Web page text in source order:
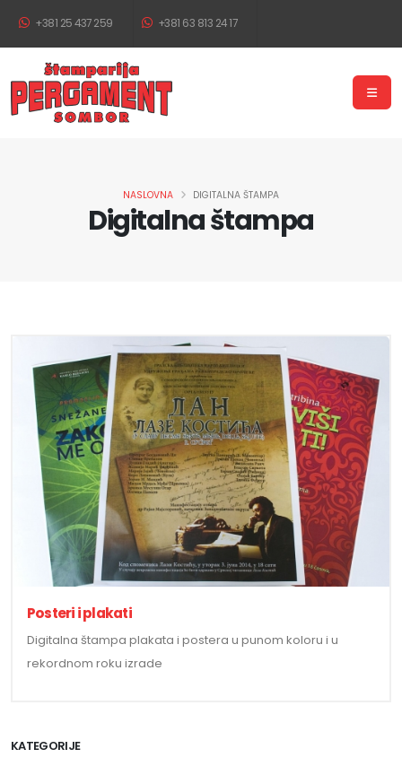
+381 25 437 259 +381 63 813 24 17
Digitalna štampa
NASLOVNA DIGITALNA ŠTAMPA
Posteri i plakati
Digitalna štampa plakata i postera u punom koloru i u
rekordnom roku izrade
KATEGORIJE